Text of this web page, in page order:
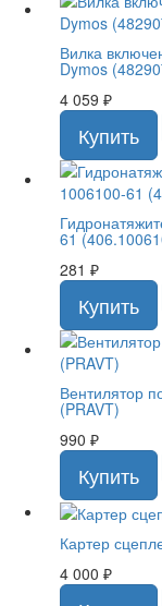
Вилка
Dymos
4 059 ₽
61
281 ₽
Вентилятор
(PRAVT)
990 ₽
Картер
4 000 ₽